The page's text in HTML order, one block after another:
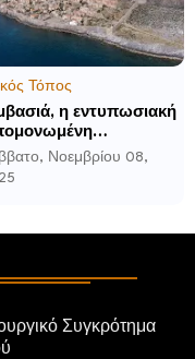
Τόπος
η εντυπωσιακή
πόλη που
από τους
Νοεμβρίου 08,
Συγκρότημα